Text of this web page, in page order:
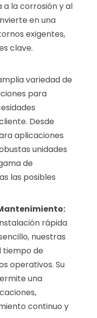
la corrosión y al
en una
exigentes,
clave.
variedad de
para
Desde
aplicaciones
unidades
de
las posibles
rápida
nuestras
tiempo de
operativos. Su
una
continuo y